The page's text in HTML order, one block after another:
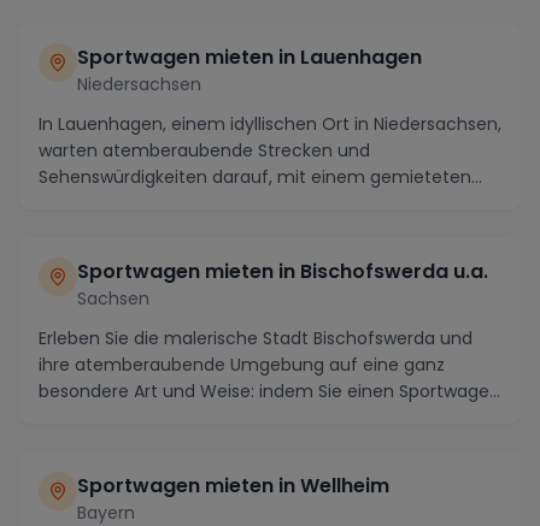
Sportwagen mieten in Lauenhagen
Niedersachsen
In Lauenhagen, einem idyllischen Ort in Niedersachsen,
warten atemberaubende Strecken und
Sehenswürdigkeiten darauf, mit einem gemieteten
Sportwagen mieten in Bischofswerda u.a.
Sachsen
Erleben Sie die malerische Stadt Bischofswerda und
ihre atemberaubende Umgebung auf eine ganz
besondere Art und Weise: indem Sie einen Sportwagen
Sportwagen mieten in Wellheim
Bayern